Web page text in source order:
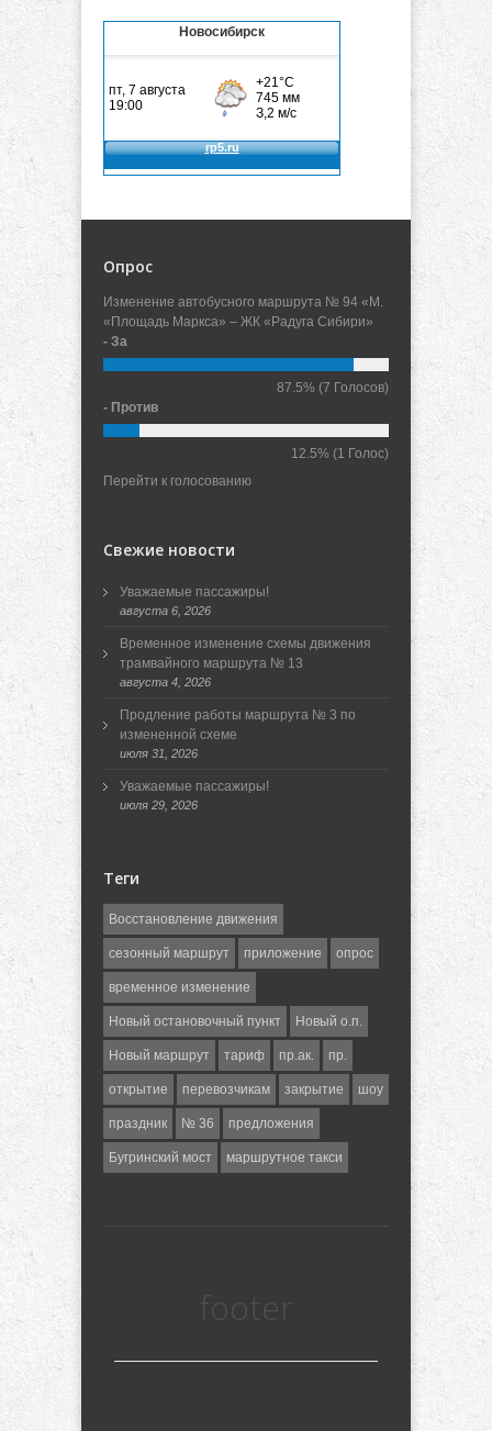
Новосибирск
Опрос
Изменение автобусного маршрута № 94 «М.
«Площадь Маркса» – ЖК «Радуга Сибири»
- За
87.5% (7 Голосов)
- Против
12.5% (1 Голос)
Перейти к голосованию
Свежие новости
Уважаемые пассажиры!
августа 6, 2026
Временное изменение схемы движения
трамвайного маршрута № 13
августа 4, 2026
Продление работы маршрута № 3 по
измененной схеме
июля 31, 2026
Уважаемые пассажиры!
июля 29, 2026
Теги
Восстановление движения
сезонный маршрут приложение опрос
временное изменение
Новый остановочный пункт Новый о.п.
Новый маршрут тариф пр.ак. пр.
открытие перевозчикам закрытие шоу
праздник № 36 предложения
Бугринский мост маршрутное такси
footer